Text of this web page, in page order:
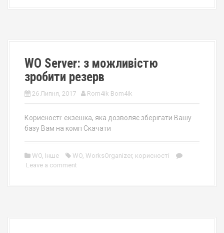
WO Server: з можливістю
зробити резерв
26 Липня, 2017 Rom4ik Bom4ik
Корисності: екзешка, яка дозволяє зберігати Вашу
базу Вам на комп Скачати
WO, Інше WO, WorksOrganizer, корисності
Leave a comment